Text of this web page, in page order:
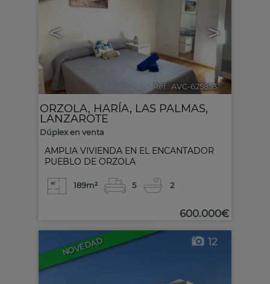
< >
Ref.. AVC-625853 🔗
AMPLIA VIVIENDA EN EL ENCANTADOR
PUEBLO DE ORZOLA
ORZOLA, HARÍA, LAS PALMAS,
LANZAROTE
Dúplex en venta
189m² 5 2
600.000€
NOVEDAD 12